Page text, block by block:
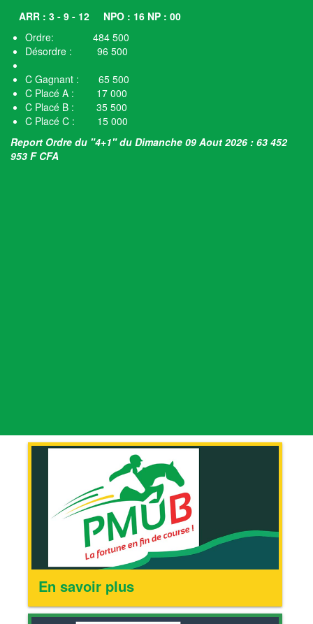
ARR : 3 - 9 - 12 NPO : 16 NP : 00
Ordre: 484 500
Désordre : 96 500
C Gagnant : 65 500
C Placé A : 17 000
C Placé B : 35 500
C Placé C : 15 000
Report Ordre du "4+1" du Dimanche 09 Aout 2026 : 63 452
953 F CFA
En savoir plus